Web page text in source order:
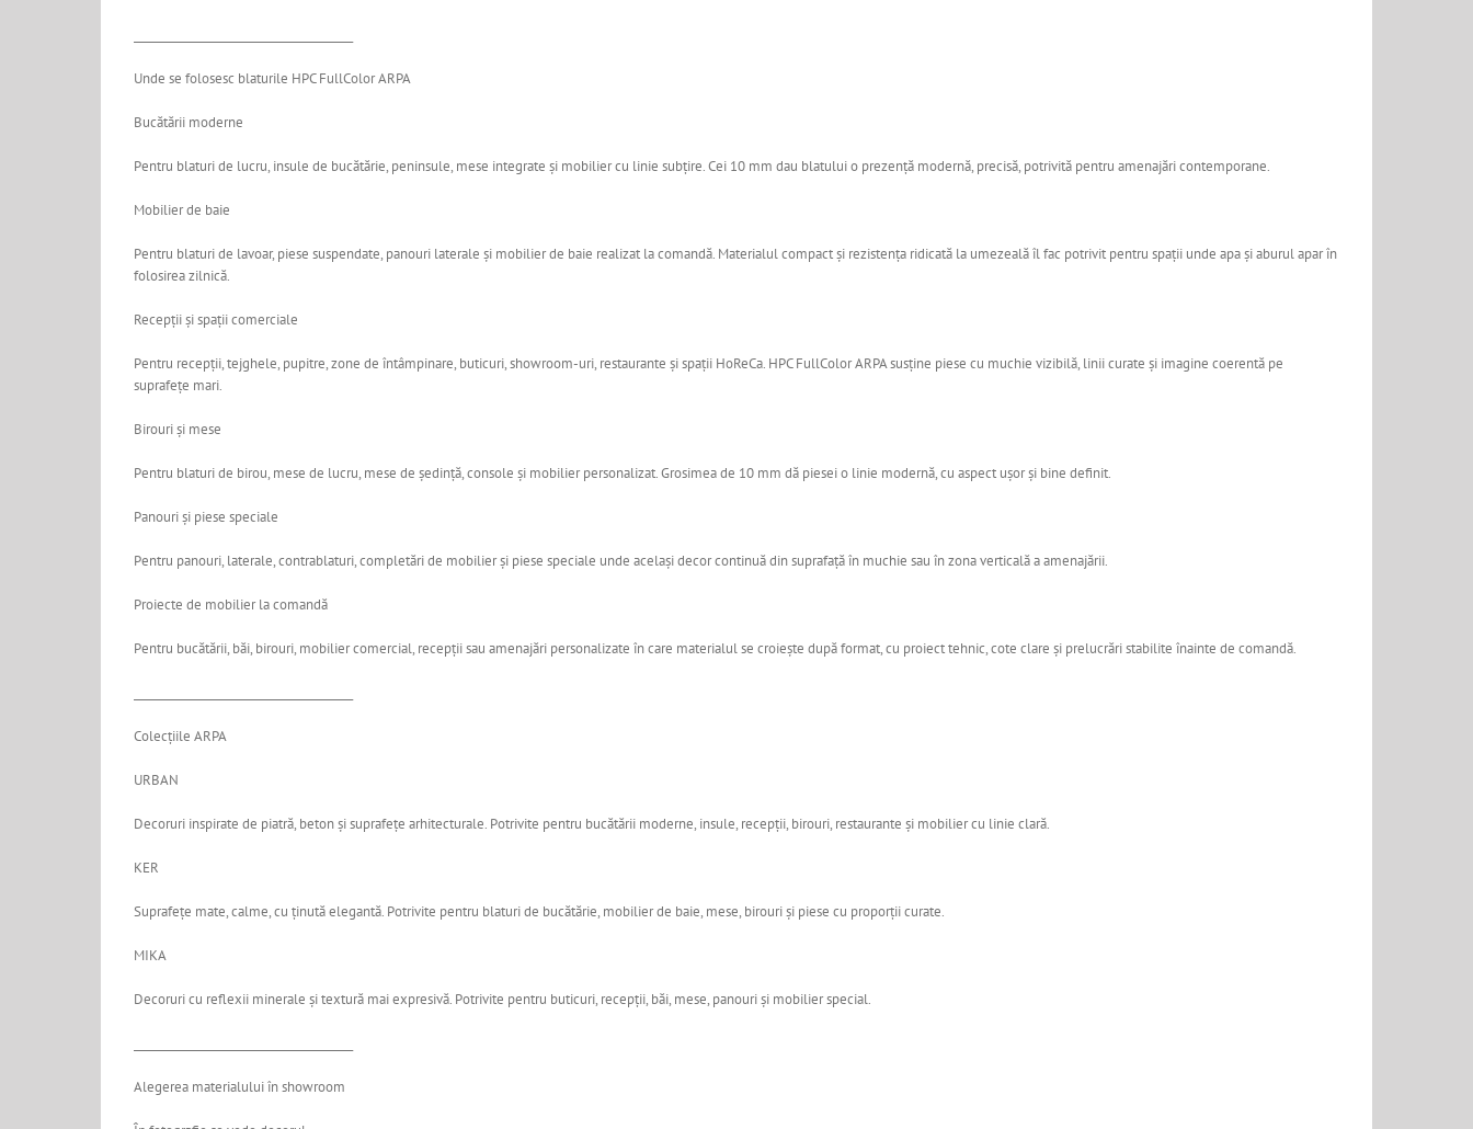
Unde se folosesc blaturile HPC FullColor ARPA
Bucătării moderne
Pentru blaturi de lucru, insule de bucătărie, peninsule, mese integrate și mobilier cu linie subțire. Cei 10 mm dau blatului o prezență modernă, precisă, potrivită pentru amenajări contemporane.
Mobilier de baie
Pentru blaturi de lavoar, piese suspendate, panouri laterale și mobilier de baie realizat la comandă. Materialul compact și rezistența ridicată la umezeală îl fac potrivit pentru spații unde apa și aburul apar în
folosirea zilnică.
Recepții și spații comerciale
Pentru recepții, tejghele, pupitre, zone de întâmpinare, buticuri, showroom-uri, restaurante și spații HoReCa. HPC FullColor ARPA susține piese cu muchie vizibilă, linii curate și imagine coerentă pe
suprafețe mari.
Birouri și mese
Pentru blaturi de birou, mese de lucru, mese de ședință, console și mobilier personalizat. Grosimea de 10 mm dă piesei o linie modernă, cu aspect ușor și bine definit.
Panouri și piese speciale
Pentru panouri, laterale, contrablaturi, completări de mobilier și piese speciale unde același decor continuă din suprafață în muchie sau în zona verticală a amenajării.
Proiecte de mobilier la comandă
Pentru bucătării, băi, birouri, mobilier comercial, recepții sau amenajări personalizate în care materialul se croiește după format, cu proiect tehnic, cote clare și prelucrări stabilite înainte de comandă.
Colecțiile ARPA
URBAN
Decoruri inspirate de piatră, beton și suprafețe arhitecturale. Potrivite pentru bucătării moderne, insule, recepții, birouri, restaurante și mobilier cu linie clară.
KER
Suprafețe mate, calme, cu ținută elegantă. Potrivite pentru blaturi de bucătărie, mobilier de baie, mese, birouri și piese cu proporții curate.
MIKA
Decoruri cu reflexii minerale și textură mai expresivă. Potrivite pentru buticuri, recepții, băi, mese, panouri și mobilier special.
Alegerea materialului în showroom